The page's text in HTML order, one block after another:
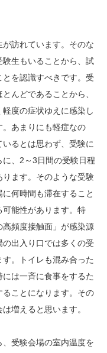
訪れています。そのな
生もいることから、試
を認識すべきです。受
んどであることから、
度の症状ゆえに感染し
あまりにも軽症なの
るとは思わず、受験に
、2～3日間の受験日程
ます。そのような受験
何時間も滞在すること
能性があります。特
頻度接触面」が感染源
出入り口では多くの受
。トイレも混み合った
は一斉に食事をするた
ことになります。その
増えると思います。
受験会場の室内温度を